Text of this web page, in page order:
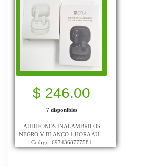
$ 246.00
7 disponibles
AUDIFONOS INALAMBRICOS
NEGRO Y BLANCO 1 HORA AU...
Codigo: 6974368777581